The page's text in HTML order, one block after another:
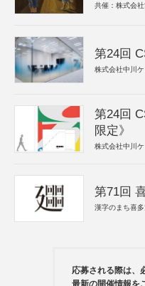
共催：株式会
第24回
株式会社中川
第24回
限定》
株式会社中川
第71回
漢字のまち喜
応募される際は、
最新の開催情報を